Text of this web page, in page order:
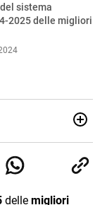
sistema
2025 delle migliori
in un lavoro, e
è il mio pane
delle migliori